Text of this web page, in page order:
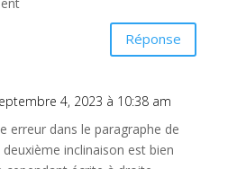
Réponse
4, 2023 à 10:38 am
erreur dans le paragraphe de
deuxième inclinaison est bien